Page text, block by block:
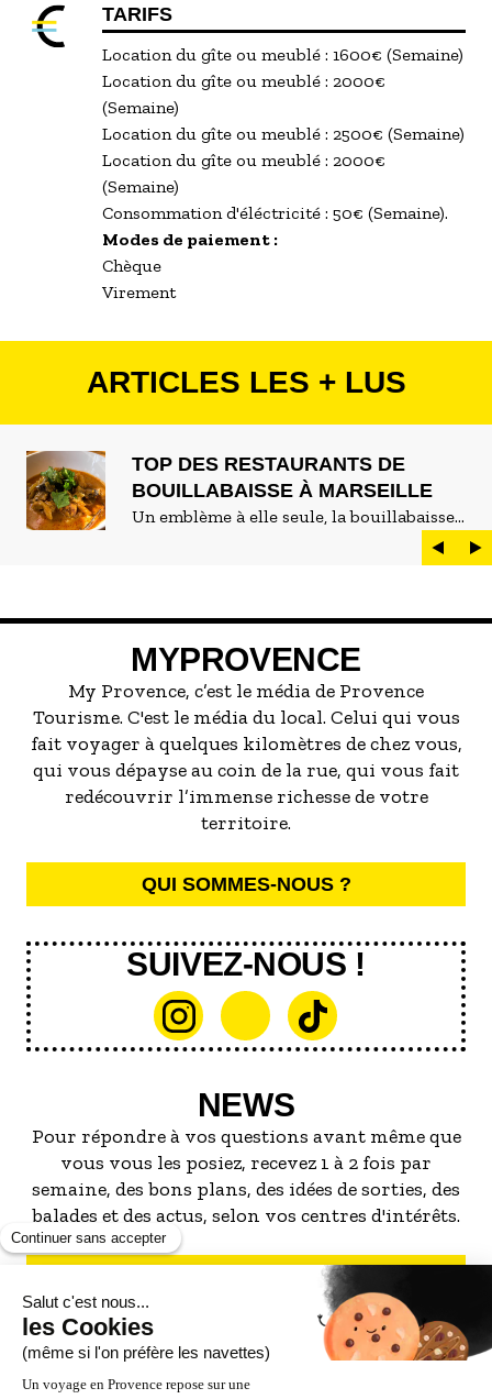
TARIFS
Location du gîte ou meublé : 1600€ (Semaine)
Location du gîte ou meublé : 2000€
(Semaine)
Location du gîte ou meublé : 2500€ (Semaine)
Location du gîte ou meublé : 2000€
(Semaine)
Consommation d'éléctricité : 50€ (Semaine).
Modes de paiement :
Chèque
Virement
ARTICLES LES + LUS
TOP DES RESTAURANTS DE
BOUILLABAISSE À MARSEILLE
Un emblème à elle seule, la bouillabaisse
est LE plat marseillais par excellence. On
peut d'ailleurs vite être submergé·e par la
servir la meilleure...
MYPROVENCE
My Provence, c’est le média de Provence
Tourisme. C'est le média du local. Celui qui vous
fait voyager à quelques kilomètres de chez vous,
qui vous dépayse au coin de la rue, qui vous fait
redécouvrir l’immense richesse de votre
territoire.
QUI SOMMES-NOUS ?
SUIVEZ-NOUS !
NEWS
Pour répondre à vos questions avant même que
vous vous les posiez, recevez 1 à 2 fois par
semaine, des bons plans, des idées de sorties, des
balades et des actus, selon vos centres d'intérêts.
S'INSCRIRE À LA NEWSLETTER